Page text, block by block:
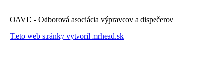
OAVD - Odborová asociácia výpravcov a dispečerov
Tieto web stránky vytvoril mrhead.sk